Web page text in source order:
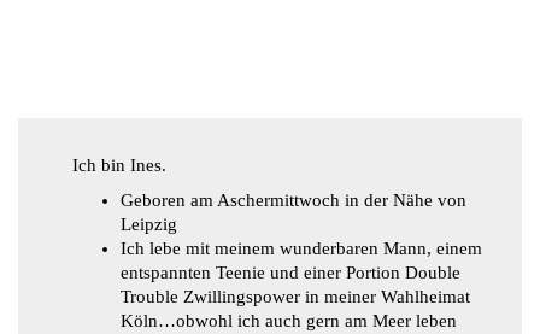
Ich bin Ines.
Geboren am Aschermittwoch in der Nähe von
Leipzig
Ich lebe mit meinem wunderbaren Mann, einem
entspannten Teenie und einer Portion Double
Trouble Zwillingspower in meiner Wahlheimat
Köln…obwohl ich auch gern am Meer leben